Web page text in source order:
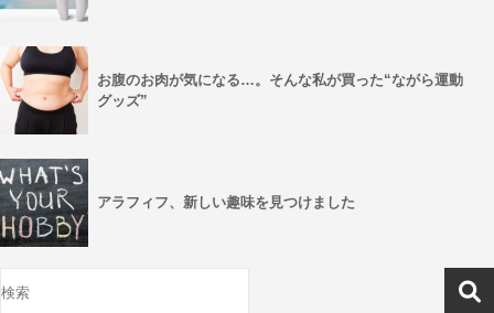
お腹のお肉が気になる…。そんな私が買った“ながら運動
グッズ”
アラフィフ、新しい趣味を見つけました